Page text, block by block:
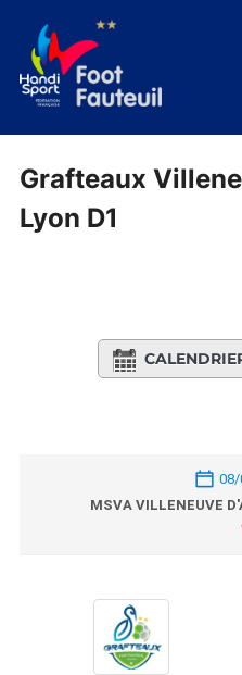
contenu
Grafteaux
Lyon D1
08/
MSVA VILLENEUVE